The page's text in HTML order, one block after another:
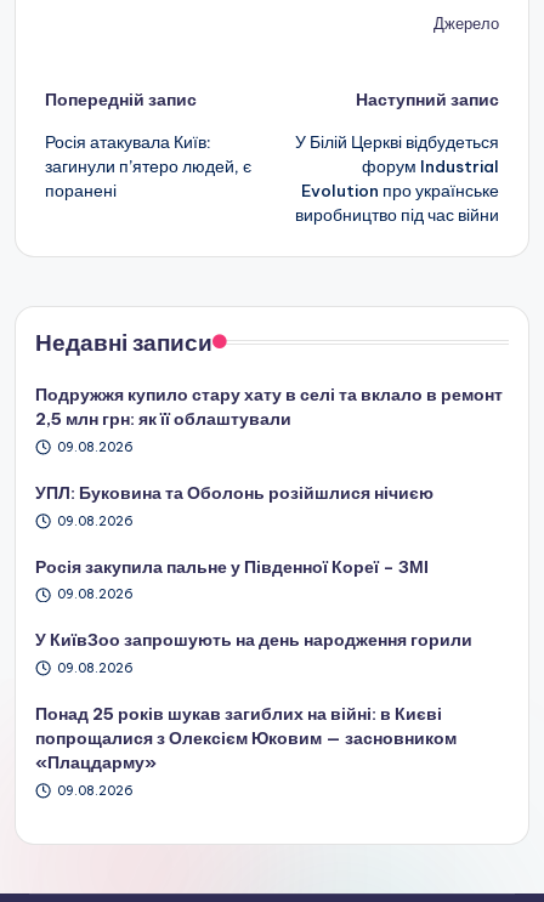
Джерело
Навігація
по
запису
Попередній запис
Росія атакувала Київ:
загинули п’ятеро людей, є
поранені
Наступний запис
У Білій Церкві відбудеться
форум Industrial
Evolution про українське
виробництво під час війни
Недавні записи
Подружжя купило стару хату в селі та вклало в ремонт
2,5 млн грн: як її облаштували
09.08.2026
УПЛ: Буковина та Оболонь розійшлися нічиєю
09.08.2026
Росія закупила пальне у Південної Кореї – ЗМІ
09.08.2026
У КиївЗоо запрошують на день народження горили
09.08.2026
Понад 25 років шукав загиблих на війні: в Києві
попрощалися з Олексієм Юковим — засновником
«Плацдарму»
09.08.2026